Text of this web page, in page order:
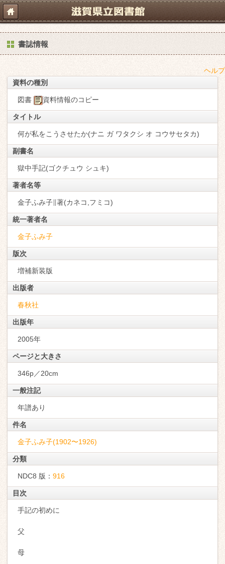
書誌情報
ヘルプ
資料の種別
図書 資料情報のコピー
タイトル
何が私をこうさせたか(ナニ ガ ワタクシ オ コウサセタカ)
副書名
獄中手記(ゴクチュウ シュキ)
著者名等
金子ふみ子∥著(カネコ,フミコ)
統一著者名
金子ふみ子
版次
増補新装版
出版者
春秋社
出版年
2005年
ページと大きさ
346p／20cm
一般注記
年譜あり
件名
金子ふみ子(1902〜1926)
分類
NDC8 版： 916
目次
手記の初めに
父
母